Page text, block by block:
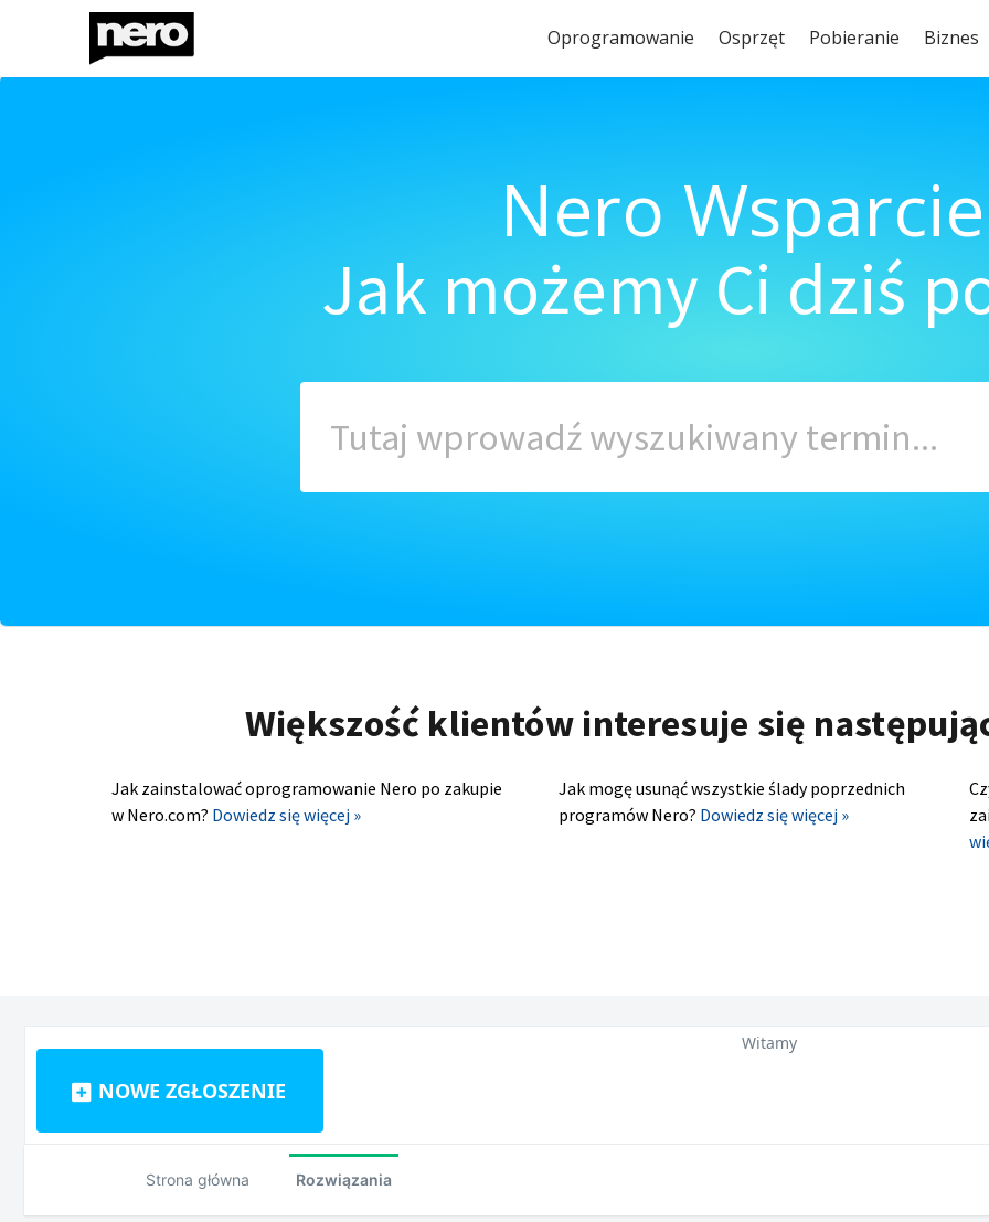
Oprogramowanie Osprzęt Pobieranie Biznes
Nero Wsparcie
Jak możemy Ci dziś
Większość klientów interesuje się
Jak zainstalować oprogramowanie Nero po zakupie
w Nero.com? Dowiedz się więcej »
Jak mogę usunąć wszystkie ślady poprzednich
programów Nero? Dowiedz się więcej »
NOWE ZGŁOSZENIE
Witamy
Strona główna Rozwiązania